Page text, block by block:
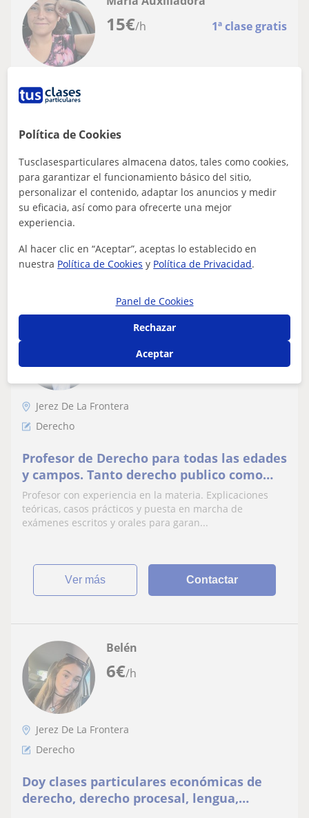
15€/h 1ª clase gratis
Derecho
Profesora titulada en Derecho ofrece
inclusive bachillerato rama ciencias
sociales.
Tengo una gran capacidad para transmitir los
conocimientos. Doy clases para todas las edades, y todos
los niveles. Clases individualizadas....
ver más Contactar
12€
Carlos
Jerez De La Frontera
Derecho
Profesor de Derecho para todas las edades
y campos. Tanto derecho publico como
privado. Zona Jaén y alrededores
Profesor con experiencia en la materia. Explicaciones
teóricas, casos prácticos y puesta en marcha de
exámenes escritos y orales para garan...
ver más Contactar
6€/h
Belén
Jerez De La Frontera
Derecho
Doy clases particulares económicas de
derecho, derecho procesal, lengua,
Política de Cookies
Tusclasesparticulares almacena datos, tales como cookies,
para garantizar el funcionamiento básico del sitio,
personalizar el contenido, adaptar los anuncios y medir
su eficacia, así como para ofrecerte una mejor
experiencia.
Al hacer clic en “Aceptar”, aceptas lo establecido en
nuestra Política de Cookies y Política de Privacidad.
Panel de Cookies
Rechazar
Aceptar